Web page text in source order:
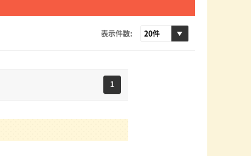
表示件数:
1